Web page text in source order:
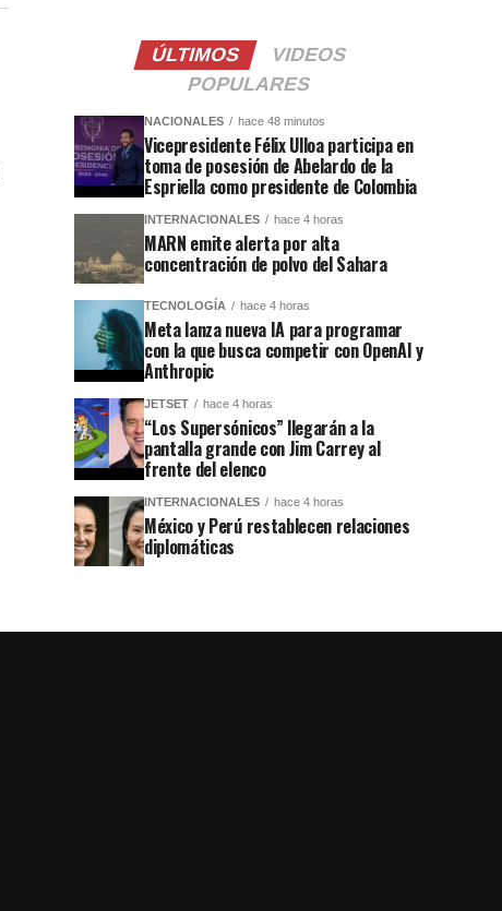
ÚLTIMOS
VIDEOS
POPULARES
NACIONALES hace 48 minutos
Vicepresidente Félix Ulloa participa en
toma de posesión de Abelardo de la
Espriella como presidente de Colombia
INTERNACIONALES hace 4 horas
MARN emite alerta por alta
concentración de polvo del Sahara
TECNOLOGÍA hace 4 horas
Meta lanza nueva IA para programar
con la que busca competir con OpenAI y
Anthropic
JETSET hace 4 horas
“Los Supersónicos” llegarán a la
pantalla grande con Jim Carrey al
frente del elenco
INTERNACIONALES hace 4 horas
México y Perú restablecen relaciones
diplomáticas